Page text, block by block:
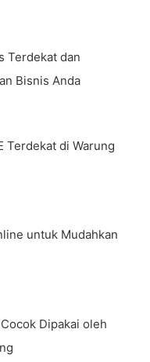
Terdekat dan
Bisnis Anda
Terdekat di Warung
untuk Mudahkan
Dipakai oleh